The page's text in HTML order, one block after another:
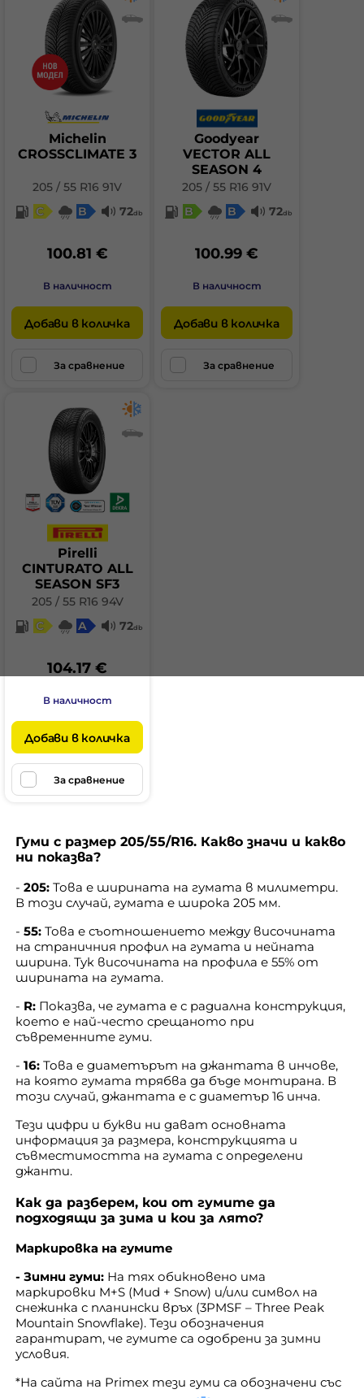
Michelin
CROSSCLIMATE 3
205 / 55 R16 91V
C
B 72db
100.81 €
В наличност
Добави в количка
За сравнение
Goodyear
VECTOR ALL
SEASON 4
205 / 55 R16 91V
B
B 72db
100.99 €
В наличност
Добави в количка
За сравнение
Pirelli
CINTURATO ALL
SEASON SF3
205 / 55 R16 94V
C
A 72db
104.17 €
В наличност
Добави в количка
За сравнение
Гуми с размер 205/55/R16. Какво значи и какво
ни показва?
- 205: Това е ширината на гумата в милиметри.
В този случай, гумата е широка 205 мм.
- 55: Това е съотношението между височината
на страничния профил на гумата и нейната
ширина. Тук височината на профила е 55% от
ширината на гумата.
- R: Показва, че гумата е с радиална конструкция,
което е най-често срещаното при
съвременните гуми.
- 16: Това е диаметърът на джантата в инчове,
на която гумата трябва да бъде монтирана. В
този случай, джантата е с диаметър 16 инча.
Тези цифри и букви ни дават основната
информация за размера, конструкцията и
съвместимостта на гумата с определени
джанти.
Как да разберем, кои от гумите да
подходящи за зима и кои за лято?
Маркировка на гумите
- Зимни гуми: На тях обикновено има
маркировки M+S (Mud + Snow) и/или символ на
снежинка с планински връх (3PMSF – Three Peak
Mountain Snowflake). Тези обозначения
гарантират, че гумите са одобрени за зимни
условия.
*На сайта на Primex тези гуми са обозначени със